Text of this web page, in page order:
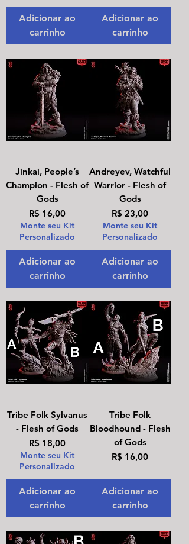
Adicionar ao
carrinho
Adicionar ao
carrinho
Jinkai, People’s
Champion - Flesh of
Gods
Preço
R$ 16,00
Monte seu Kit
Personalizado
Adicionar ao
carrinho
Andreyev, Watchful
Warrior - Flesh of
Gods
Preço
R$ 23,00
Monte seu Kit
Personalizado
Adicionar ao
carrinho
Tribe Folk Sylvanus
- Flesh of Gods
Preço
R$ 18,00
Monte seu Kit
Personalizado
Adicionar ao
carrinho
Tribe Folk
Bloodhound - Flesh
of Gods
Preço
R$ 16,00
Adicionar ao
carrinho